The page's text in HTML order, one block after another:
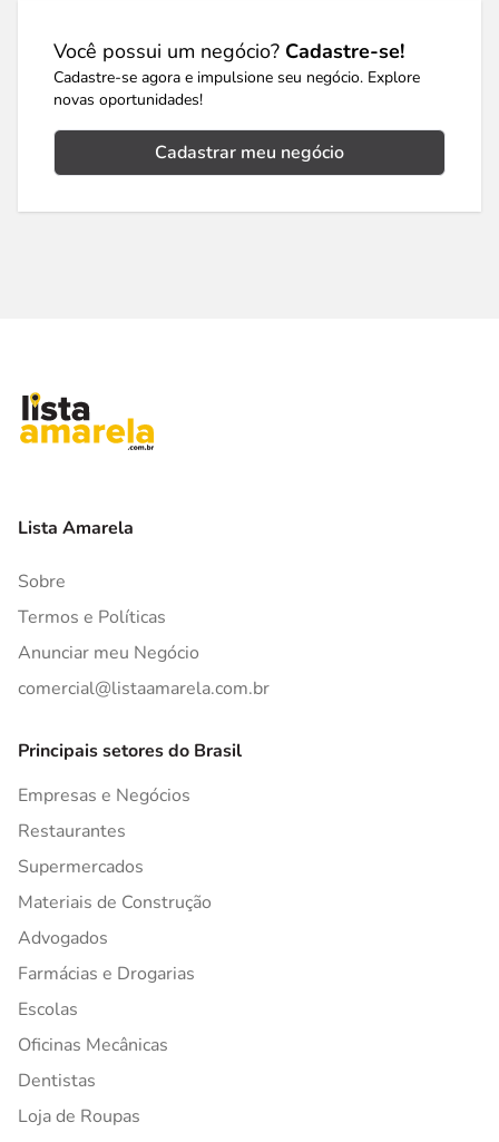
Você possui um negócio? Cadastre-se!
Cadastre-se agora e impulsione seu negócio. Explore
novas oportunidades!
Cadastrar meu negócio
Lista Amarela
Sobre
Termos e Políticas
Anunciar meu Negócio
comercial@listaamarela.com.br
Principais setores do Brasil
Empresas e Negócios
Restaurantes
Supermercados
Materiais de Construção
Advogados
Farmácias e Drogarias
Escolas
Oficinas Mecânicas
Dentistas
Loja de Roupas